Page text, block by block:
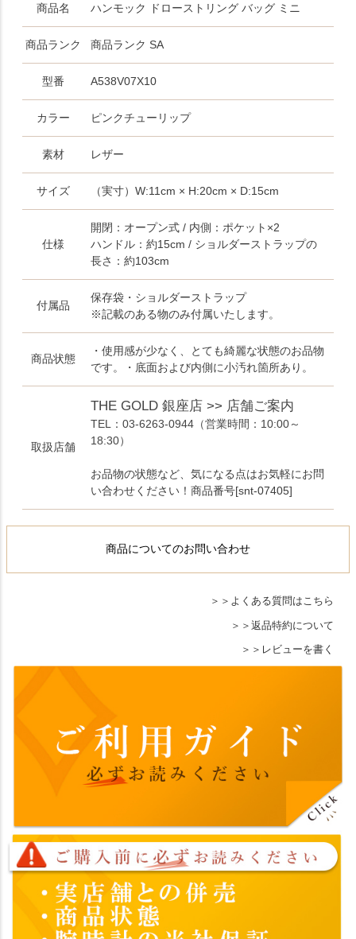
商品名 ハンモック ドローストリング バッグ ミニ
商品ランク 商品ランク SA
型番 A538V07X10
カラー ピンクチューリップ
素材 レザー
サイズ （実寸）W:11cm × H:20cm × D:15cm
仕様
開閉：オープン式 / 内側：ポケット×2
ハンドル：約15cm / ショルダーストラップの
長さ：約103cm
付属品
保存袋・ショルダーストラップ
※記載のある物のみ付属いたします。
商品状態
・使用感が少なく、とても綺麗な状態のお品物
です。・底面および内側に小汚れ箇所あり。
取扱店舗
THE GOLD 銀座店 >> 店舗ご案内
TEL：03-6263-0944 （営業時間：10:00～
18:30）
お品物の状態など、気になる点はお気軽にお問
い合わせください！商品番号[snt-07405]
商品についてのお問い合わせ
よくある質問はこちら
返品特約について
レビューを書く